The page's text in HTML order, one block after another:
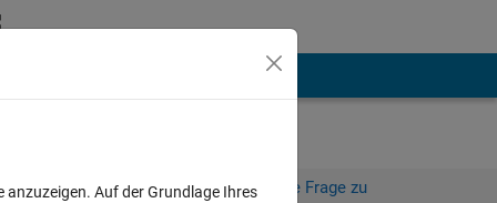
Melden Sie sich an, um diese Frage zu
Auf der Grundlage Ihres